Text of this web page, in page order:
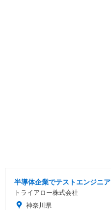
半導体企業でテストエンジニア
トライアロー株式会社
神奈川県